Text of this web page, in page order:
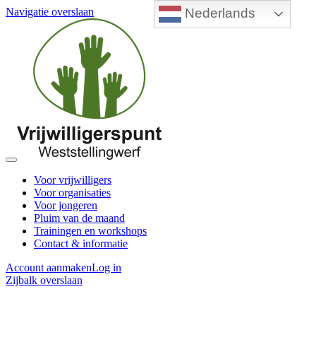
Nederlands
Navigatie overslaan
Voor vrijwilligers
Voor organisaties
Voor jongeren
Pluim van de maand
Trainingen en workshops
Contact & informatie
Account aanmakenLog in
Zijbalk overslaan